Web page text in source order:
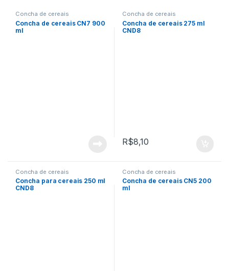
Concha de cereais
Concha de cereais CN7 900
ml
Concha de cereais
Concha de cereais 275 ml
CND8
R$8,10
Concha de cereais
Concha para cereais 250 ml
CND8
Concha de cereais
Concha de cereais CN5 200
ml